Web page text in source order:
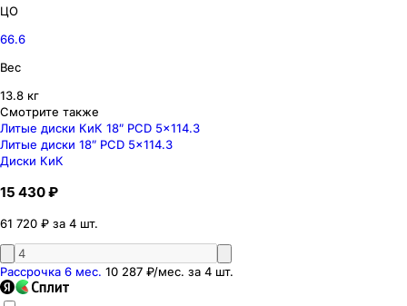
ЦО
66.6
Вес
13.8 кг
Смотрите также
Литые диски КиК 18″ PCD 5x114.3
Литые диски 18″ PCD 5x114.3
Диски КиК
15 430 ₽
61 720 ₽ за 4 шт.
Рассрочка 6 мес. 10 287 ₽/мес. за 4 шт.